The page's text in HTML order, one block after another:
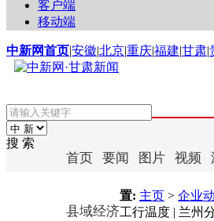
客户端
移动端
中新网首页|安徽|北京|重庆|福建|甘肃|
搜 索
首页 要闻 图片 视频
县域经济
置: 主页 > 企业
工行温度 | 兰州